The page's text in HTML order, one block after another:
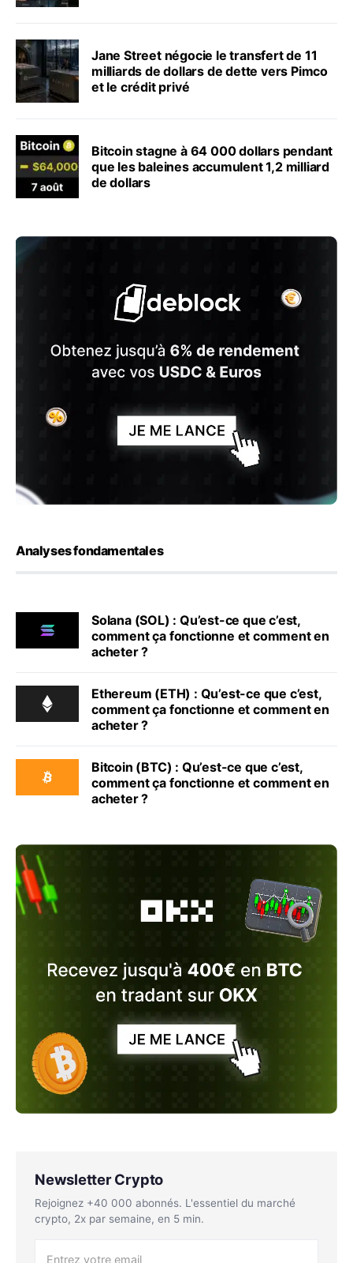
Jane Street négocie le transfert de 11
milliards de dollars de dette vers Pimco
et le crédit privé
Bitcoin stagne à 64 000 dollars pendant
que les baleines accumulent 1,2 milliard
de dollars
Analyses fondamentales
Solana (SOL) : Qu’est-ce que c’est,
comment ça fonctionne et comment en
acheter ?
Ethereum (ETH) : Qu’est-ce que c’est,
comment ça fonctionne et comment en
acheter ?
Bitcoin (BTC) : Qu’est-ce que c’est,
comment ça fonctionne et comment en
acheter ?
Newsletter Crypto
Rejoignez +40 000 abonnés. L'essentiel du marché
crypto, 2x par semaine, en 5 min.